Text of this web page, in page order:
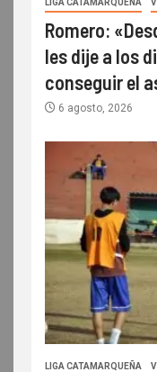
LIGA CATAMARQUEÑA
Romero:
les dije a los
conseguir el
6 agosto, 2026
LIGA CATAMARQUEÑA